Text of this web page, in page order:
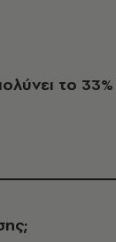
το 33%